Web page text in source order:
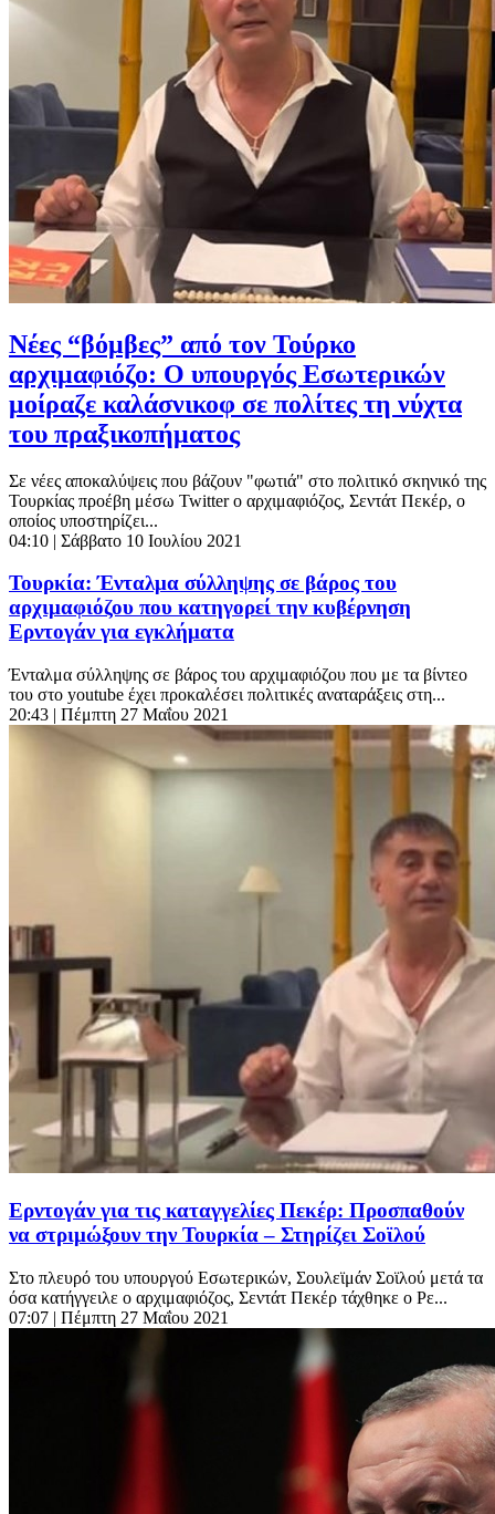
Νέες “βόμβες” από τον Τούρκο
αρχιμαφιόζο: Ο υπουργός Εσωτερικών
μοίραζε καλάσνικοφ σε πολίτες τη νύχτα
του πραξικοπήματος
Σε νέες αποκαλύψεις που βάζουν "φωτιά" στο πολιτικό σκηνικό της
Τουρκίας προέβη μέσω Twitter ο αρχιμαφιόζος, Σεντάτ Πεκέρ, ο
οποίος υποστηρίζει...
04:10 | Σάββατο 10 Ιουλίου 2021
Τουρκία: Ένταλμα σύλληψης σε βάρος του
αρχιμαφιόζου που κατηγορεί την κυβέρνηση
Ερντογάν για εγκλήματα
Ένταλμα σύλληψης σε βάρος του αρχιμαφιόζου που με τα βίντεο
του στο youtube έχει προκαλέσει πολιτικές αναταράξεις στη...
20:43 | Πέμπτη 27 Μαΐου 2021
Ερντογάν για τις καταγγελίες Πεκέρ: Προσπαθούν
να στριμώξουν την Τουρκία – Στηρίζει Σοϊλού
Στο πλευρό του υπουργού Εσωτερικών, Σουλεϊμάν Σοϊλού μετά τα
όσα κατήγγειλε ο αρχιμαφιόζος, Σεντάτ Πεκέρ τάχθηκε ο Ρε...
07:07 | Πέμπτη 27 Μαΐου 2021